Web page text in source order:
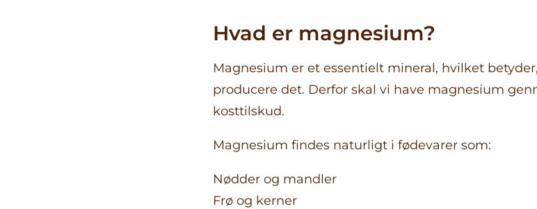
Hvad er magnesium?
Magnesium er et essentielt mineral, hvilket
producere det. Derfor skal vi have magnesium
kosttilskud.
Magnesium findes naturligt i fødevarer som:
Nødder og mandler
Frø og kerner